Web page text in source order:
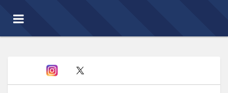
Toggle
navigation